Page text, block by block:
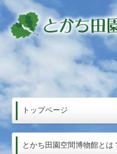
トップページ
とかち田園空間博物館とは